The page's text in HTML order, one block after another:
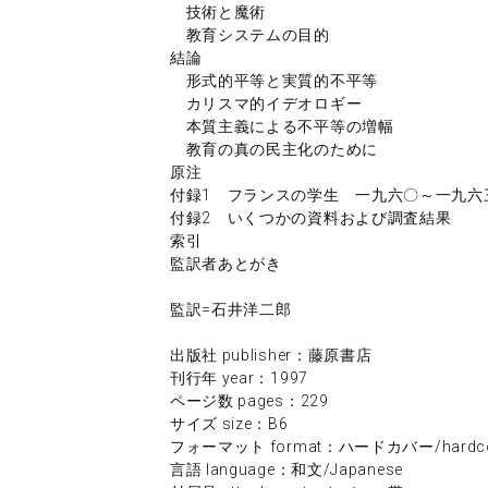
技術と魔術
教育システムの目的
結論
形式的平等と実質的不平等
カリスマ的イデオロギー
本質主義による不平等の増幅
教育の真の民主化のために
原注
付録1 フランスの学生 一九六〇～一九六
付録2 いくつかの資料および調査結果
索引
監訳者あとがき
監訳=石井洋二郎
出版社 publisher：藤原書店
刊行年 year：1997
ページ数 pages：229
サイズ size：B6
フォーマット format：ハードカバー/
言語 language：和文/Japanese